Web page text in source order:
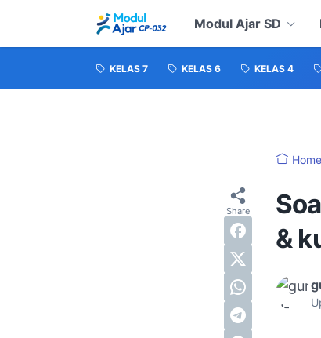
Modul Ajar SD
KELAS 7 KELAS 6 KELAS 4
Home
&